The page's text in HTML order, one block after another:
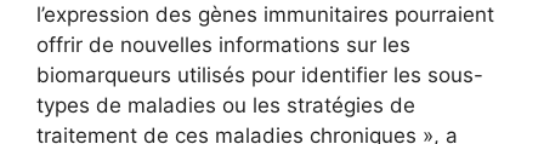
l’expression des gènes immunitaires pourraient
offrir de nouvelles informations sur les
biomarqueurs utilisés pour identifier les sous-
types de maladies ou les stratégies de
traitement de ces maladies chroniques », a